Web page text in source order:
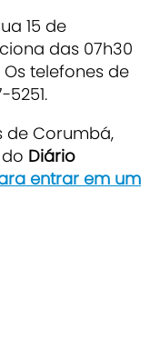
15 de
das 07h30
Os telefones de
de Corumbá,
Diário
entrar em um